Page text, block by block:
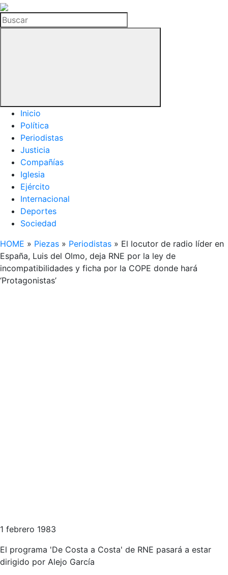
La
Hemeroteca
del
Buscar
Inicio
Política
Periodistas
Justicia
Compañías
Iglesia
Ejército
Internacional
Deportes
Sociedad
HOME » Piezas » Periodistas » El locutor de radio líder en
España, Luis del Olmo, deja RNE por la ley de
incompatibilidades y ficha por la COPE donde hará
‘Protagonistas’
1 febrero 1983
El programa 'De Costa a Costa' de RNE pasará a estar
dirigido por Alejo García